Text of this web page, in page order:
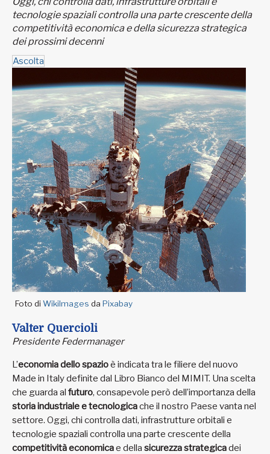
tecnologie spaziali controlla una parte crescente della
competitività economica e della sicurezza strategica
dei prossimi decenni
Ascolta
Foto di WikiImages da Pixabay
Valter Quercioli
Presidente Federmanager
L’economia dello spazioè indicata tra le filiere del nuovo
Made in Italy definite dal Libro Bianco del MIMIT. Una scelta
che guarda al futuro, consapevole però dell’importanza della
storia industriale e tecnologicache il nostro Paese vanta nel
settore. Oggi, chi controlla dati, infrastrutture orbitali e
tecnologie spaziali controlla una parte crescente della
competitività economicae della sicurezza strategicadei